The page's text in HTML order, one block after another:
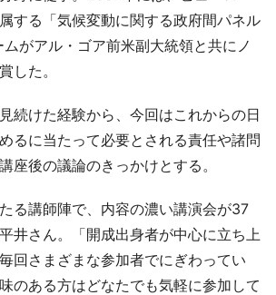
する「気候変動に関する政府間パネル
ムがアル・ゴア前米副大統領と共にノ
した。
続けた経験から、今回はこれからの日
るに当たって必要とされる責任や諸問
座後の議論のきっかけとする。
る講師陣で、内容の濃い講演会が37
井さん。「開成出身者が中心に立ち上
回さまざまな参加者でにぎわってい
のある方はどなたでも気軽に参加して